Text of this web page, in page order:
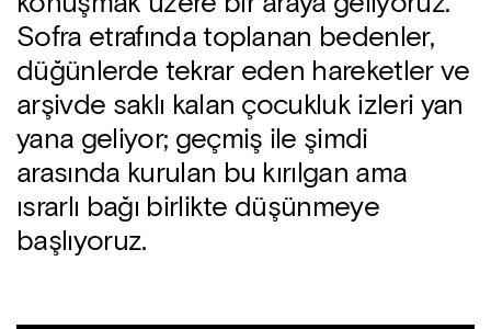
Sofra etrafında toplanan bedenler,
düğünlerde tekrar eden hareketler ve
arşivde saklı kalan çocukluk izleri yan
yana geliyor; geçmiş ile şimdi
arasında kurulan bu kırılgan ama
ısrarlı bağı birlikte düşünmeye
başlıyoruz.